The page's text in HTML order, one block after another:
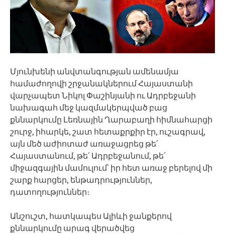
Մյունխենի անվտանգության ամենամյա
համաժողովի շրջանակներում Հայաստանի
վարչապետ Նիկոլ Փաշինյանի ու Ադրբեջանի
նախագահ մեջ կազմակերպված բաց
քննարկումը Լեռնային Ղարաբաղի հիմնահարցի
շուրջ, իհարկե, շատ հետաքրքիր էր, ուշագրավ,
այն մեծ աժիոտաժ առաջացրեց թե՛
Հայաստանում, թե՛ Ադրբեջանում, թե՛
միջազգային մամուլում՝ իր հետ առաջ բերելով մի
շարք հարցեր, ենթադրություններ,
դատողություններ։
Անշուշտ, հատկապես Ալիևի ջանքերով
քննարկումը արագ վերածվեց